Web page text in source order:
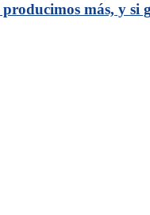
más, y si